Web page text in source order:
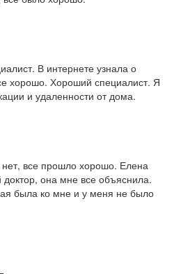
В интернете узнала о
хорошо. Хороший специалист. Я
и удаленности от дома.
все прошло хорошо. Елена
она мне все объяснила.
была ко мне и у меня не было